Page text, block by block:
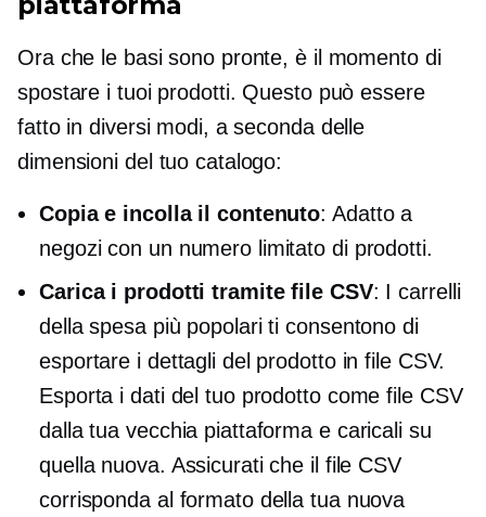
Ora che le basi sono pronte, è il momento di
spostare i tuoi prodotti. Questo può essere
fatto in diversi modi, a seconda delle
dimensioni del tuo catalogo:
Copia e incolla il contenuto: Adatto a
negozi con un numero limitato di prodotti.
Carica i prodotti tramite file CSV: I carrelli
della spesa più popolari ti consentono di
esportare i dettagli del prodotto in file CSV.
Esporta i dati del tuo prodotto come file CSV
dalla tua vecchia piattaforma e caricali su
quella nuova. Assicurati che il file CSV
corrisponda al formato della tua nuova